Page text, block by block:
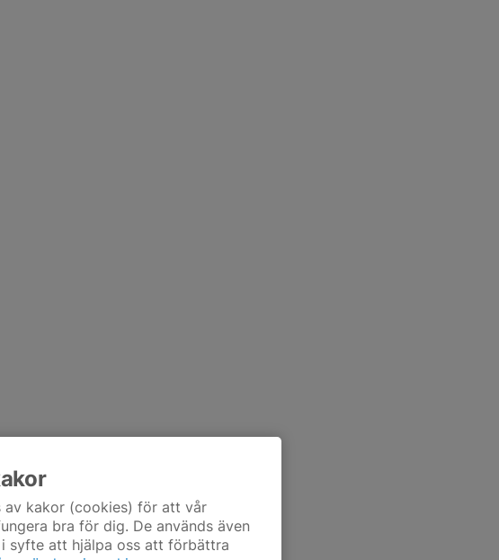
av kakor (cookies) för att vår
bra för dig. De används även
syfte att hjälpa oss att förbättra